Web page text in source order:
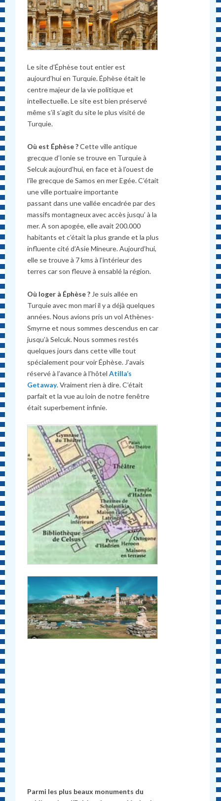
Le site d’Éphèse tout entier est
aujourd’hui en Turquie. Éphèse était le
centre majeur de la vie politique et
intellectuelle. Le site est bien préservé
même s’il s’agit du site le plus visité de
Turquie.
Où est Éphèse ?Cette ville antique
grecque d’Ionie se trouve en Turquie à
Selcuk aujourd’hui, en face et à l’ouest de
l’île grecque de Samos en mer Egée. C’était
une ville portuaire importante
passant dans une vallée encadrée par des
massifs montagneux avec accès jusqu’ à la
mer. A son apogée, elle avait 200.000
habitants et c’était la plus grande et la plus
influente cité d’Asie Mineure. Aujourd’hui,
elle se trouve à 7 kms à l’intérieur des
terres car son fleuve à ensablé la région.
Où loger à Éphèse ? Je suis allée en
Turquie avec mon mari il y a déjà quelques
années. Nous avions pris un vol Athènes-
Smyrne et nous sommes descendus en car
jusqu’à Selcuk. Nous sommes restés
quelques jours dans cette ville tout
spécialement pour voir Éphèse. J’avais
réservé à l’avance à l’hôtelAtilla’s
Getaway. Vraiment rien à dire. C’était
parfait et la vue au loin de notre fenêtre
était superbement infinie.
Parmi les plus beaux monuments du